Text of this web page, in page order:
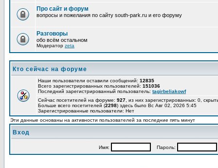
Про сайт и форум
вопросы и пожелания по сайту south-park.ru и его форуму
Pазговоры
обо всём остальном
Модератор zeta
Кто сейчас на форуме
Наши пользователи оставили сообщений: 12835
Всего зарегистрированных пользователей: 151036
Последний зарегистрированный пользователь: tagirbeliakowf
Сейчас посетителей на форуме: 927 , из них зарегистрированных: 0,
Больше всего посетителей (2298) здесь было Вс Авг 02, 2026 5:45
Зарегистрированные пользователи: Нет
Эти данные основаны на активности пользователей за последние пять минут
Вход
Имя: Пароль: